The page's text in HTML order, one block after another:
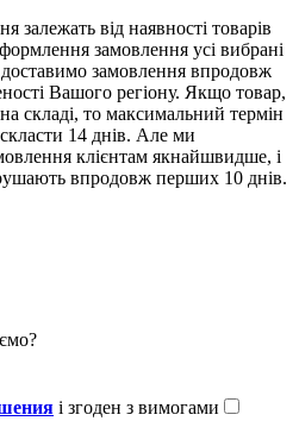
залежать від наявності товарів
замовлення усі вибрані
замовлення впродовж
Вашого регіону. Якщо товар,
складі, то максимальний термін
14 днів. Але ми
клієнтам якнайшвидше, і
впродовж перших 10 днів.
і згоден з вимогами